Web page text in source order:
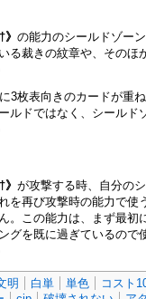
》の能力のシールドゾー
る裁きの紋章や、そのほ
3枚表向きのカードが重ね
ルドではなく、シールド
》が攻撃する時、自分の
を再び攻撃時の能力で使
。この能力は、まず最
グを既に過ぎているので
明 白単 単色 コスト